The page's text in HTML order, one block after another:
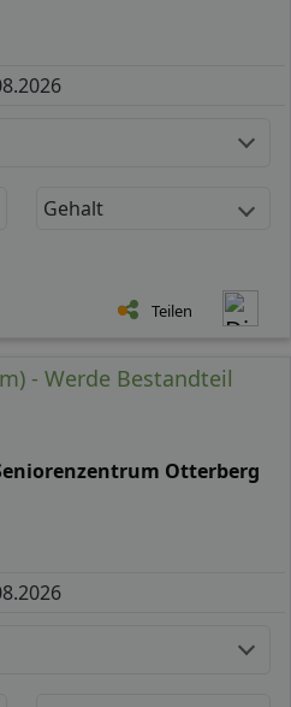
Gehalt
Teilen
- Werde Bestandteil
Otterberg